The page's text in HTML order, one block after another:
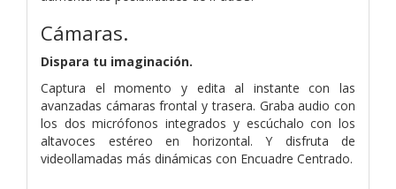
Cámaras.
Dispara tu imaginación.
Captura el momento y edita al instante con las
avanzadas cámaras frontal y trasera. Graba audio con
los dos micrófonos integrados y escúchalo con los
altavoces estéreo en horizontal. Y disfruta de
videollamadas más dinámicas con Encuadre Centrado.